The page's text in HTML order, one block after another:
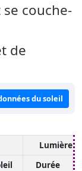
couche-
de
du soleil
Lumière
Durée